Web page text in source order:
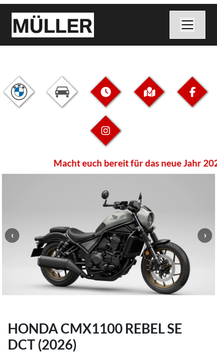
Macht euch bereit für das neue Jahr
HONDA CMX1100 REBEL SE
DCT (2026)